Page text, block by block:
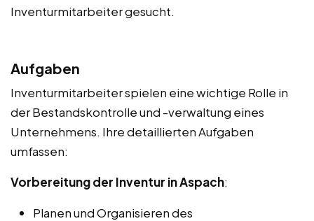
Inventurmitarbeiter gesucht.
Aufgaben
Inventurmitarbeiter spielen eine wichtige Rolle in
der Bestandskontrolle und -verwaltung eines
Unternehmens. Ihre detaillierten Aufgaben
umfassen:
Vorbereitung der Inventur in Aspach:
Planen und Organisieren des